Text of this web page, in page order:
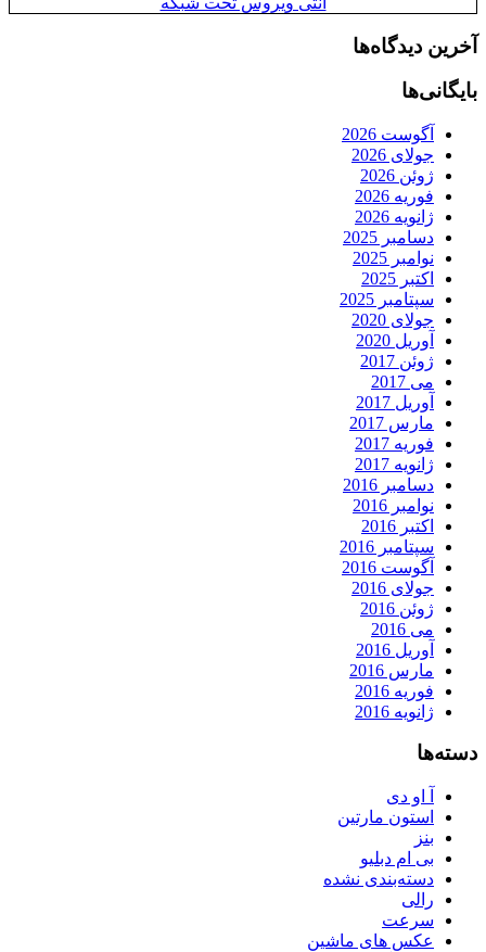
آخرین دیدگاه‌ها
بایگانی‌ها
آگوست 2026
جولای 2026
ژوئن 2026
فوریه 2026
ژانویه 2026
دسامبر 2025
نوامبر 2025
اکتبر 2025
سپتامبر 2025
جولای 2020
آوریل 2020
ژوئن 2017
می 2017
آوریل 2017
مارس 2017
فوریه 2017
ژانویه 2017
دسامبر 2016
نوامبر 2016
اکتبر 2016
سپتامبر 2016
آگوست 2016
جولای 2016
ژوئن 2016
می 2016
آوریل 2016
مارس 2016
فوریه 2016
ژانویه 2016
دسته‌ها
آ او دی
استون مارتین
بنز
بی ام دبلیو
دسته‌بندی نشده
رالی
سرعت
عکس های ماشین